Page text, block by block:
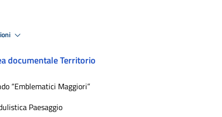
documentale Territorio
“Emblematici Maggiori”
Paesaggio